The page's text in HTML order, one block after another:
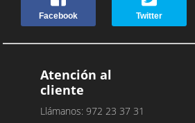
Facebook Twitter
Atención al
cliente
Llámanos: 972 23 37 31